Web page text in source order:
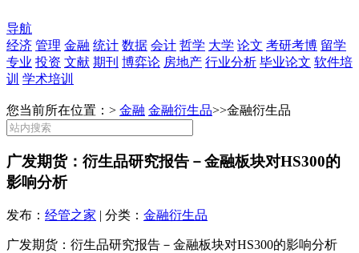
导航
经济 管理 金融 统计 数据 会计 哲学 大学 论文 考研考博 留学
专业 投资 文献 期刊 博弈论 房地产 行业分析 毕业论文 软件培
训 学术培训
您当前所在位置：> 金融 金融衍生品>>金融衍生品
广发期货：衍生品研究报告－金融板块对HS300的
影响分析
发布： 经管之家 | 分类： 金融衍生品
广发期货：衍生品研究报告－金融板块对HS300的影响分析